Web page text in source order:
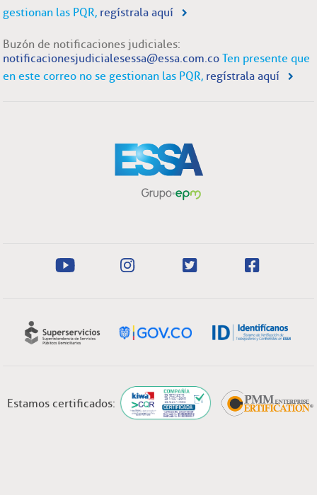
gestionan las PQR, regístrala aquí
Buzón de notificaciones judiciales:
notificacionesjudicialesessa@essa.com.co Ten presente que
en este correo no se gestionan las PQR, regístrala aquí
Estamos certificados: